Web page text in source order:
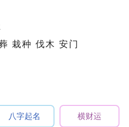
栽种 伐木 安门
八字起名 横财运